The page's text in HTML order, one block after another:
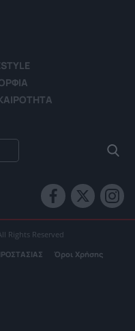
Rights Reserved
Όροι Χρήσης